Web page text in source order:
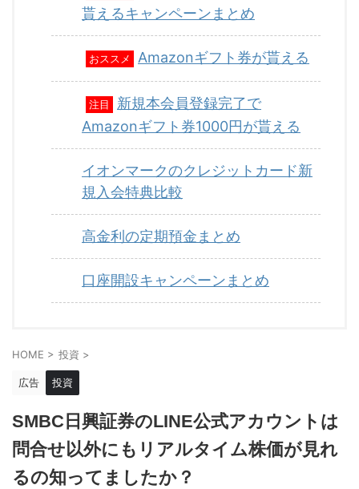
貰えるキャンペーンまとめ
おススメ Amazonギフト券が貰える
注目
新規本会員登録完了で
Amazonギフト券1000円が貰える
イオンマークのクレジットカード新
規入会特典比較
高金利の定期預金まとめ
口座開設キャンペーンまとめ
HOME > 投資 >
広告 投資
SMBC日興証券のLINE公式アカウントは
問合せ以外にもリアルタイム株価が見れ
るの知ってましたか？